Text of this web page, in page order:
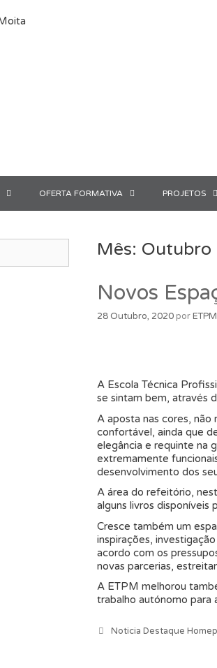
OFERTA FORMATIVA PROJETOS
Mês: Outubro
Novos
28 Outubro, 2020 porETPM
A Escola Técnica
se sintam bem, através
A aposta nas cores,
confortável, ainda que
elegância e requinte na
extremamente
desenvolvimento dos
A área do refeitório,
alguns livros disponíveis
Cresce também um
inspirações,
acordo com os
novas parcerias,
A ETPM melhorou
trabalho autónomo para
Categorias
Noticia Destaque